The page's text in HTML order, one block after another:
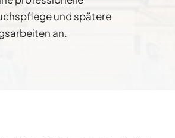
und spätere
an.